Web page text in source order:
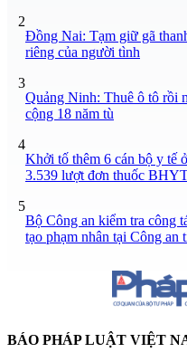
2
Đồng Nai: Tạm giữ gã
riêng của người tình
3
Quảng Ninh: Thuê ô tô rồi
cộng 18 năm tù
4
Khởi tố thêm 6 cán bộ y tế
3.539 lượt đơn thuốc
5
Bộ Công an kiểm tra công
tạo phạm nhân tại Công an
BÁO PHÁP LUẬT VIỆT